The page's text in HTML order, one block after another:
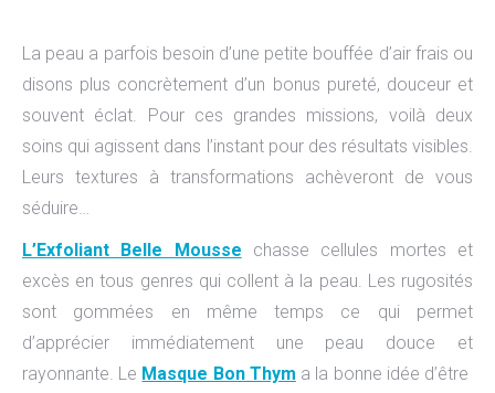
La peau a parfois besoin d’une petite bouffée d’air frais ou
disons plus concrètement d’un bonus pureté, douceur et
souvent éclat. Pour ces grandes missions, voilà deux
soins qui agissent dans l’instant pour des résultats visibles.
Leurs textures à transformations achèveront de vous
séduire…
L’Exfoliant Belle Mousse chasse cellules mortes et
excès en tous genres qui collent à la peau. Les rugosités
sont gommées en même temps ce qui permet
d’apprécier immédiatement une peau douce et
rayonnante. Le Masque Bon Thym a la bonne idée d’être